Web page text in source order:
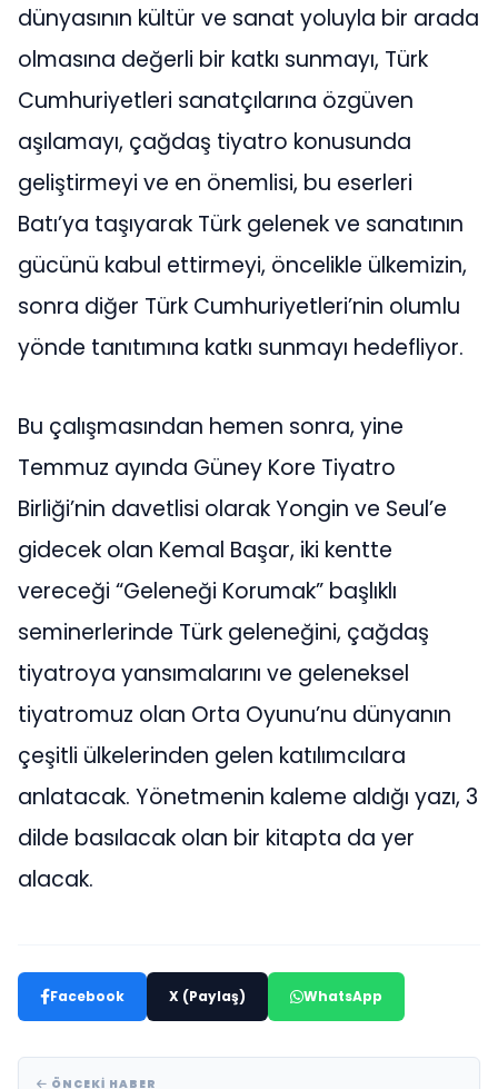
dünyasının kültür ve sanat yoluyla bir arada
olmasına değerli bir katkı sunmayı, Türk
Cumhuriyetleri sanatçılarına özgüven
aşılamayı, çağdaş tiyatro konusunda
geliştirmeyi ve en önemlisi, bu eserleri
Batı’ya taşıyarak Türk gelenek ve sanatının
gücünü kabul ettirmeyi, öncelikle ülkemizin,
sonra diğer Türk Cumhuriyetleri’nin olumlu
yönde tanıtımına katkı sunmayı hedefliyor.
Bu çalışmasından hemen sonra, yine
Temmuz ayında Güney Kore Tiyatro
Birliği’nin davetlisi olarak Yongin ve Seul’e
gidecek olan Kemal Başar, iki kentte
vereceği “Geleneği Korumak” başlıklı
seminerlerinde Türk geleneğini, çağdaş
tiyatroya yansımalarını ve geleneksel
tiyatromuz olan Orta Oyunu’nu dünyanın
çeşitli ülkelerinden gelen katılımcılara
anlatacak. Yönetmenin kaleme aldığı yazı, 3
dilde basılacak olan bir kitapta da yer
alacak.
Facebook X (Paylaş) WhatsApp
ÖNCEKI HABER